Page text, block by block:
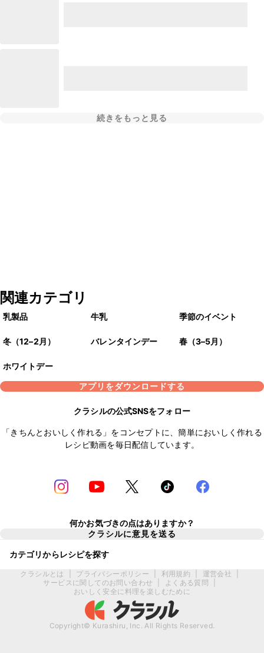
続きをもっと見る
関連カテゴリ
乳製品 牛乳 季節のイベント
冬（12–2月） バレンタインデー 春（3–5月）
ホワイトデー
アプリをダウンロードする
クラシルの公式SNSをフォロー
「きちんとおいしく作れる」をコンセプトに、簡単においしく作れる
レシピ動画を毎日配信しています。
何かお気づきの点はありますか？
クラシルに意見を送る
カテゴリからレシピを探す
クラシルとは プライバシーポリシー 利用規約 運営会社
サービスに関してのお問い合わせ
よくある質問
おいしく安全に料理を楽しむために
Copyright© Kurashiru, Inc. All Rights Reserved.